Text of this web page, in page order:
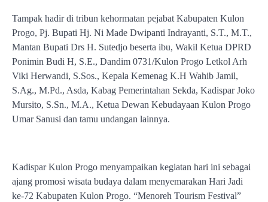
Tampak hadir di tribun kehormatan pejabat Kabupaten Kulon
Progo, Pj. Bupati Hj. Ni Made Dwipanti Indrayanti, S.T., M.T.,
Mantan Bupati Drs H. Sutedjo beserta ibu, Wakil Ketua DPRD
Ponimin Budi H, S.E., Dandim 0731/Kulon Progo Letkol Arh
Viki Herwandi, S.Sos., Kepala Kemenag K.H Wahib Jamil,
S.Ag., M.Pd., Asda, Kabag Pemerintahan Sekda, Kadispar Joko
Mursito, S.Sn., M.A., Ketua Dewan Kebudayaan Kulon Progo
Umar Sanusi dan tamu undangan lainnya.
Kadispar Kulon Progo menyampaikan kegiatan hari ini sebagai
ajang promosi wisata budaya dalam menyemarakan Hari Jadi
ke-72 Kabupaten Kulon Progo. “Menoreh Tourism Festival”